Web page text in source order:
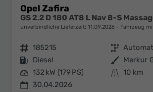
Opel Zafira
GS 2.2 D 180 AT8 L Nav 8-S
unverbindliche Lieferzeit: 11.09.2026 Fahrzeug
Fahrzeugnr. 185215 Getriebe
Kraftstoff Diesel Außenfarbe Merkur
Leistung 132 kW (179 PS) Kilometerstand 10 km
30.04.2026